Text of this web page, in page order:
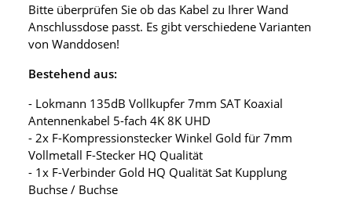
Bitte überprüfen Sie ob das Kabel zu Ihrer Wand
Anschlussdose passt. Es gibt verschiedene Varianten
von Wanddosen!
Bestehend aus:
- Lokmann 135dB Vollkupfer 7mm SAT Koaxial
Antennenkabel 5-fach 4K 8K UHD
- 2x F-Kompressionstecker Winkel Gold für 7mm
Vollmetall F-Stecker HQ Qualität
- 1x F-Verbinder Gold HQ Qualität Sat Kupplung
Buchse / Buchse